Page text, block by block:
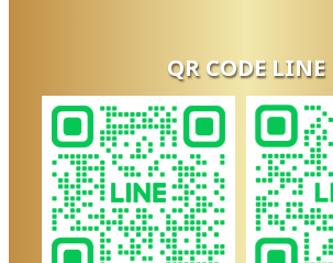
QR CODE LINE